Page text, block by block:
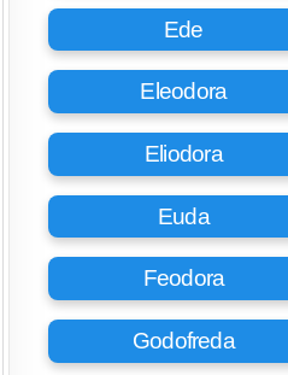
Ede
Eleodora
Eliodora
Euda
Feodora
Godofreda